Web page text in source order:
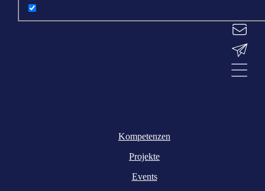
Kompetenzen
Projekte
Events